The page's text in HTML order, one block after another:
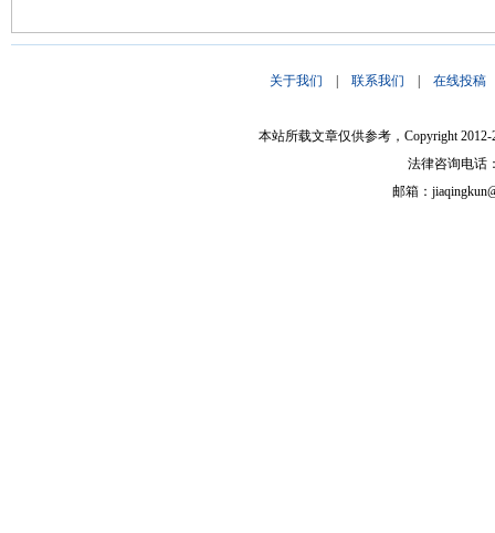
关于我们 联系我们 在线投稿
本站所载文章仅供参考，Copyright
法律咨询电话
邮箱：